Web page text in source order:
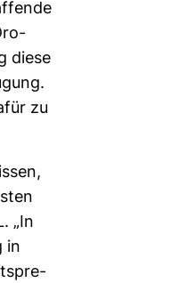
diese
zu
„In
in